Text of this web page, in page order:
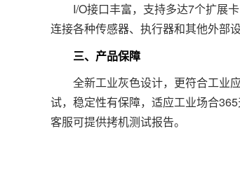
I/O接口丰富，支持多达7个扩展卡
连接各种传感器、执行器和其他外部
三、产品保障
全新工业灰色设计，更符合工业应
试，稳定性有保障，适应工业场合
客服可提供拷机测试报告。